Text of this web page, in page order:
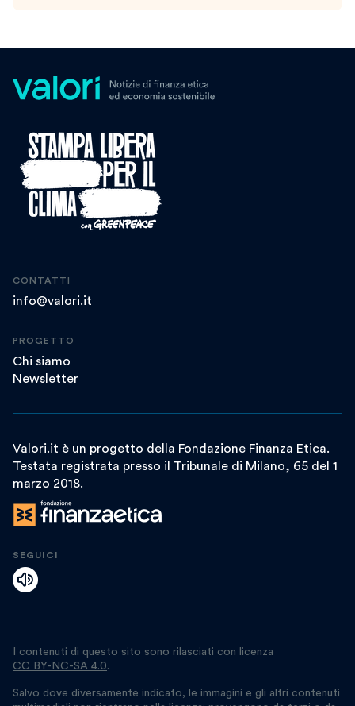
CONTATTI
info@valori.it
PROGETTO
Chi siamo
Newsletter
Valori.it è un progetto della Fondazione Finanza Etica.
Testata registrata presso il Tribunale di Milano, 65 del 1
marzo 2018.
SEGUICI
I contenuti di questo sito sono rilasciati con licenza
CC BY-NC-SA 4.0.
Salvo dove diversamente indicato, le immagini e gli altri contenuti